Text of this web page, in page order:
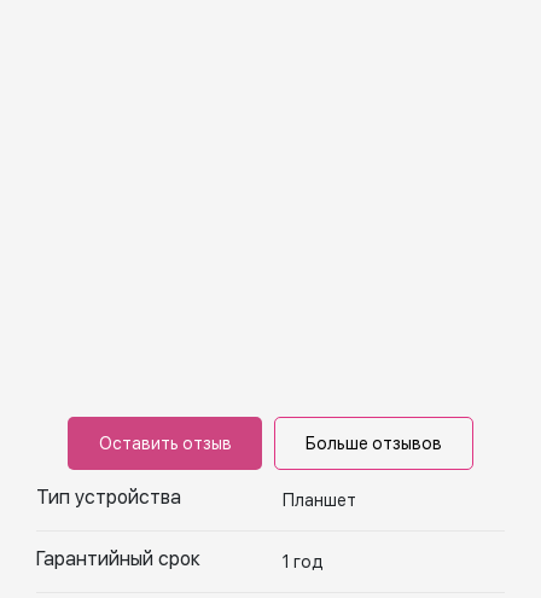
Оставить отзыв Больше отзывов
Тип устройства Планшет
Гарантийный срок 1 год